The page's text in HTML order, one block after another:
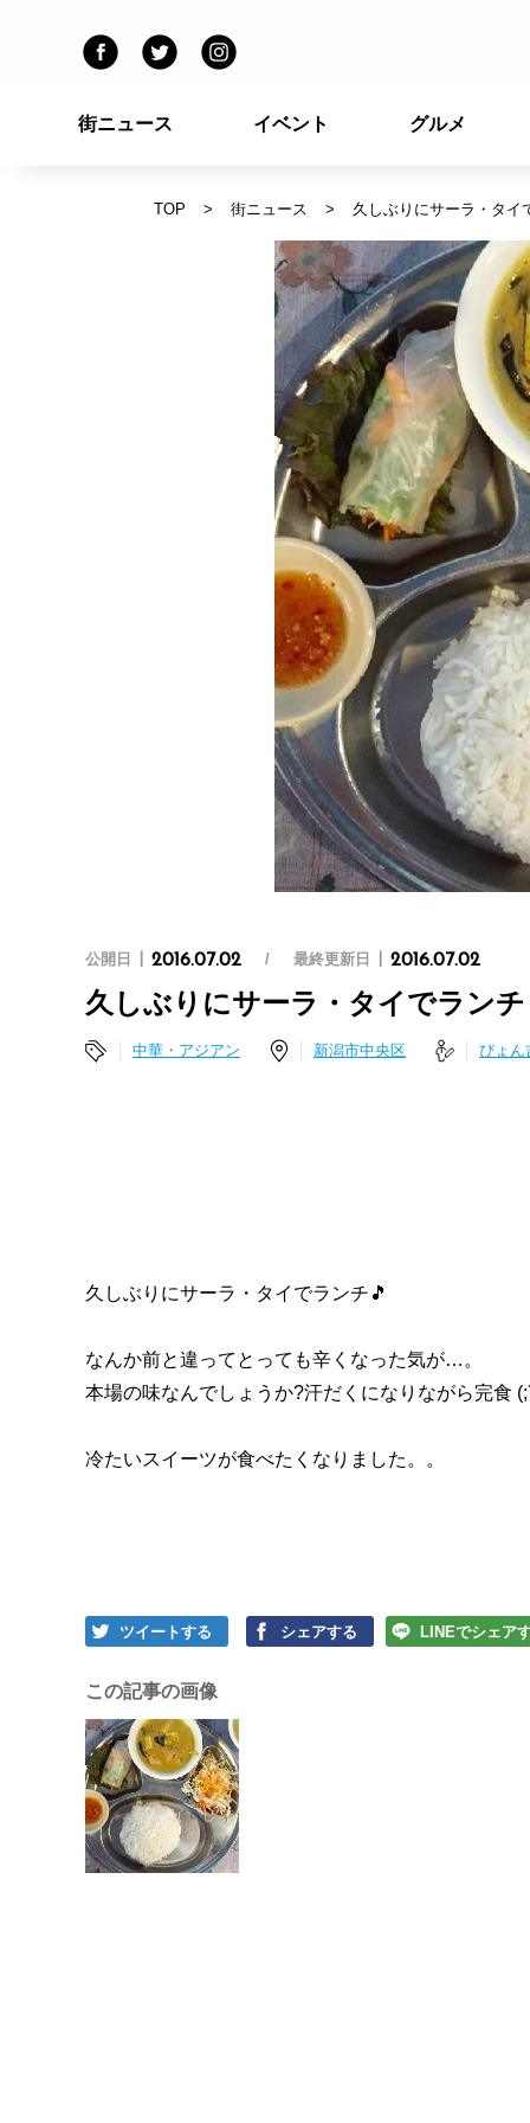
街ニュース イベント グルメ
TOP 街ニュース 久しぶりにサーラ・タイ
公開日 2016.07.02 最終更新日 2016.07.02
久しぶりにサーラ・タイでラン
中華・アジアン 新潟市中央区 ぴょん
久しぶりにサーラ・タイでランチ🎵
なんか前と違ってとっても辛くなった気が…。
本場の味なんでしょうか?汗だくになりながら完食
冷たいスイーツが食べたくなりました。。
ツイートする シェアする LINEでシェア
この記事の画像